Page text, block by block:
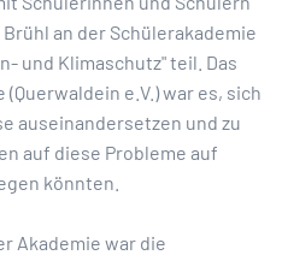
an der Schülerakademie
und Klimaschutz" teil. Das
e.V.) war es, sich
auseinandersetzen und zu
auf diese Probleme auf
könnten.
Akademie war die